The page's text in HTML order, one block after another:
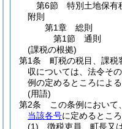
第6節
特別土地保有
附則
第1章
総則
第1節
通則
(課税の根拠)
第1条
町税の税目、課税
収については、法令そ
例の定めるところによる
(用語)
第2条
この条例において、
当該各号に定めるところ
(1)
徴税吏員 町長又は